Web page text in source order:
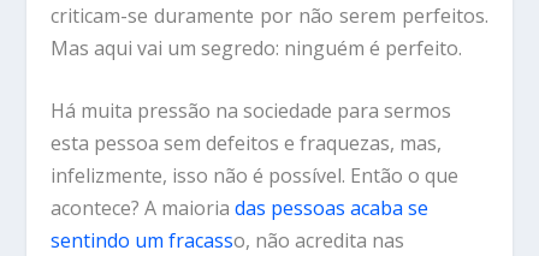
criticam-se duramente por não serem perfeitos.
Mas aqui vai um segredo: ninguém é perfeito.
Há muita pressão na sociedade para sermos
esta pessoa sem defeitos e fraquezas, mas,
infelizmente, isso não é possível. Então o que
acontece? A maioriadas pessoas acaba se
sentindo um fracasso, não acredita nas